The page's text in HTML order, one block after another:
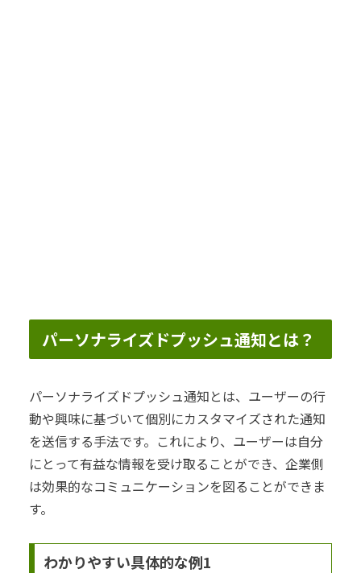
パーソナライズドプッシュ通知とは？
パーソナライズドプッシュ通知とは、ユーザーの行
動や興味に基づいて個別にカスタマイズされた通知
を送信する手法です。これにより、ユーザーは自分
にとって有益な情報を受け取ることができ、企業側
は効果的なコミュニケーションを図ることができま
す。
わかりやすい具体的な例1